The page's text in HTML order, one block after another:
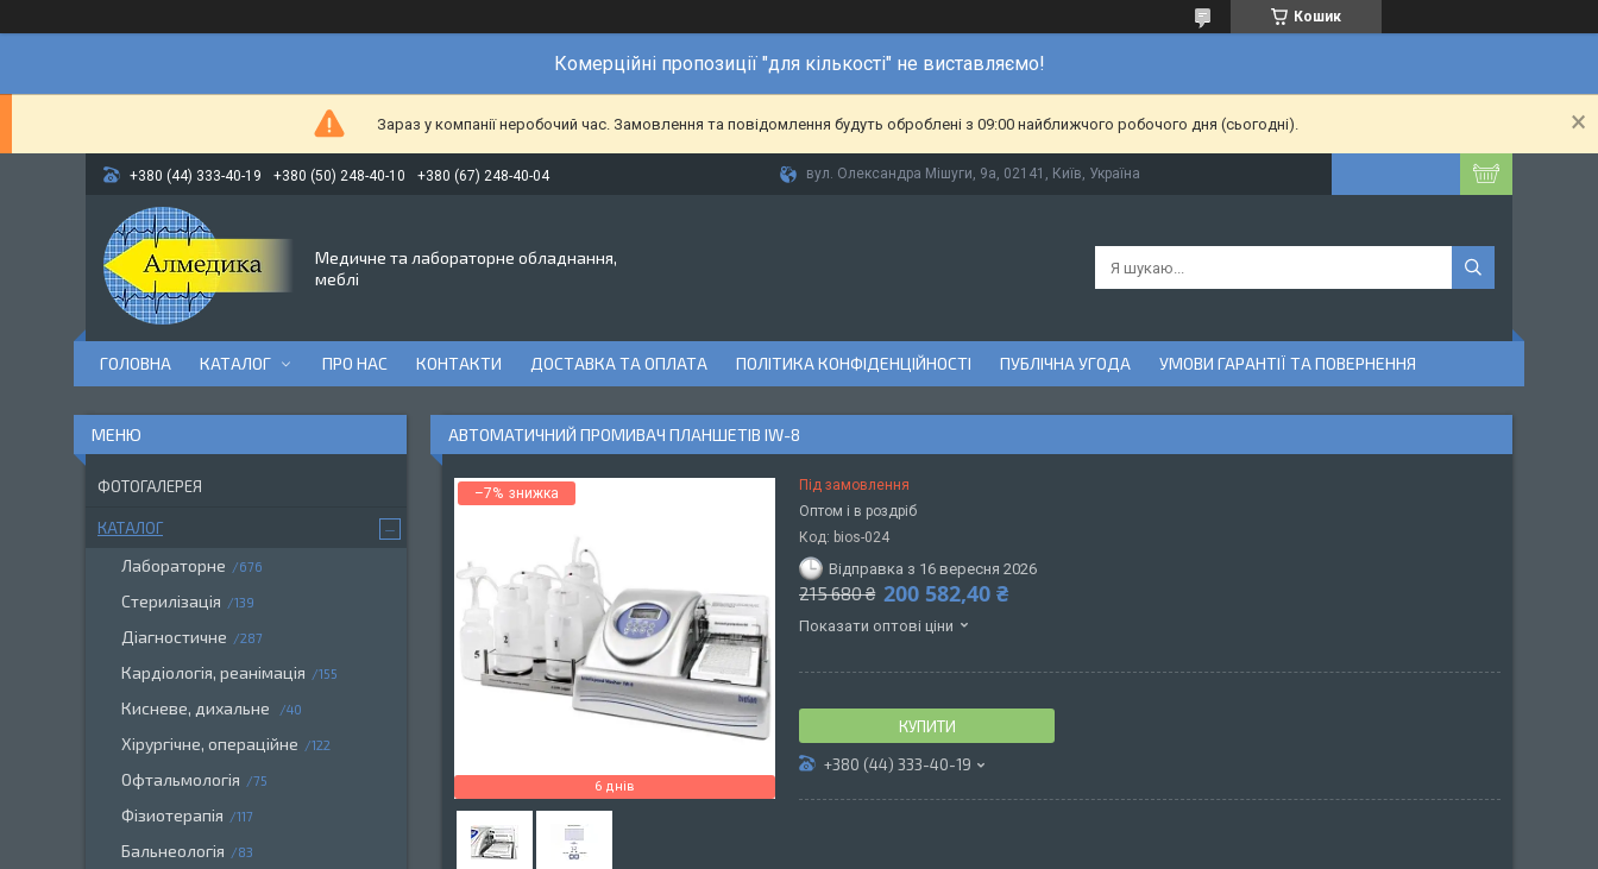
Кошик
Комерційні пропозиції "для кількості" не виставляємо!
Зараз у компанії неробочий час. Замовлення та повідомлення будуть оброблені з 09:00 найближчого робочого дня (сьогодні).
+380 (44) 333-40-19 +380 (50) 248-40-10 +380 (67) 248-40-04 вул. Олександра Мішуги, 9а, 02141, Київ, Україна
Медичне та лабораторне обладнання,
меблі
ГОЛОВНА КАТАЛОГ ПРО НАС КОНТАКТИ ДОСТАВКА ТА ОПЛАТА ПОЛІТИКА КОНФІДЕНЦІЙНОСТІ ПУБЛІЧНА УГОДА УМОВИ ГАРАНТІЇ ТА ПОВЕРНЕННЯ
АВТОМАТИЧНИЙ ПРОМИВАЧ ПЛАНШЕТІВ IW-8
–7%
6 днів
Під замовлення
Оптом і в роздріб
Код: bios-024
Відправка з 16 вересня 2026
215 680 ₴ 200 582,40 ₴
Показати оптові ціни
КУПИТИ
+380 (44) 333-40-19
ФОТОГАЛЕРЕЯ
КАТАЛОГ
Лабораторне 676
Стерилізація 139
Діагностичне 287
Кардіологія, реанімація 155
Кисневе, дихальне 40
Хірургічне, операційне 122
Офтальмологія 75
Фізиотерапія 117
Бальнеологія 83